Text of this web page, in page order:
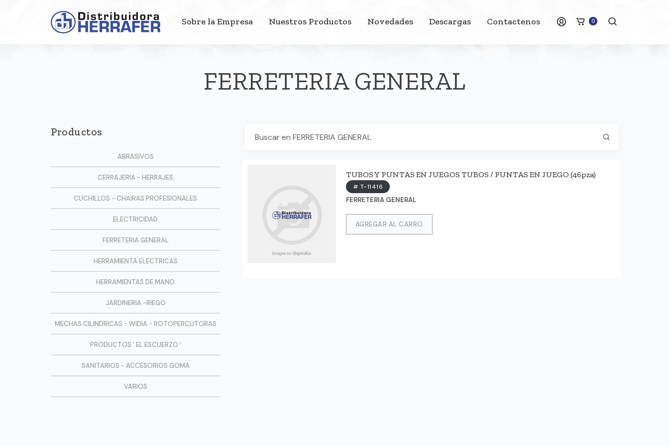
0
Sobre la Empresa Nuestros Productos Novedades Descargas Contactenos
FERRETERIA GENERAL
TUBOS Y PUNTAS EN JUEGOS TUBOS / PUNTAS EN JUEGO (46pza)
# T-11416
FERRETERIA GENERAL
AGREGAR AL CARRO
Productos
ABRASIVOS
CERRAJERIA - HERRAJES
CUCHILLOS - CHAIRAS PROFESIONALES
ELECTRICIDAD
FERRETERIA GENERAL
HERRAMIENTA ELECTRICAS
HERRAMIENTAS DE MANO
JARDINERIA -RIEGO
MECHAS CILINDRICAS - WIDIA - ROTOPERCUTORAS
PRODUCTOS ' EL ESCUERZO '
SANITARIOS - ACCESORIOS GOMA
VARIOS